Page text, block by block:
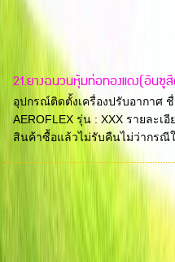
21.ยางฉนวนหุ้มท่อทองแดง(อินซู
อุปกรณ์ติดตั้งเครื่องปรับอากาศ
AEROFLEX รุ่น : XXX รายละเ
สินค้าซื้อแล้วไม่รับคืนไม่ว่ากรณี